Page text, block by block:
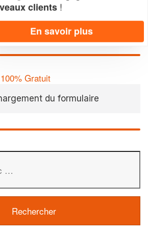
| Map data © OpenStreetMap contributors,
Gratuit
du formulaire
clients !
En savoir plus